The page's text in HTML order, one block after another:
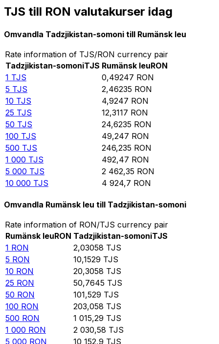
TJS till RON valutakurser idag
Omvandla Tadzjikistan-somoni till Rumänsk leu
Rate information of TJS/RON currency pair
Tadzjikistan-somoniTJS Rumänsk leuRON
1 TJS 0,49247 RON
5 TJS 2,46235 RON
10 TJS 4,9247 RON
25 TJS 12,3117 RON
50 TJS 24,6235 RON
100 TJS 49,247 RON
500 TJS 246,235 RON
1 000 TJS 492,47 RON
5 000 TJS 2 462,35 RON
10 000 TJS 4 924,7 RON
Omvandla Rumänsk leu till Tadzjikistan-somoni
Rate information of RON/TJS currency pair
Rumänsk leuRON Tadzjikistan-somoniTJS
1 RON 2,03058 TJS
5 RON 10,1529 TJS
10 RON 20,3058 TJS
25 RON 50,7645 TJS
50 RON 101,529 TJS
100 RON 203,058 TJS
500 RON 1 015,29 TJS
1 000 RON 2 030,58 TJS
5 000 RON 10 152,9 TJS